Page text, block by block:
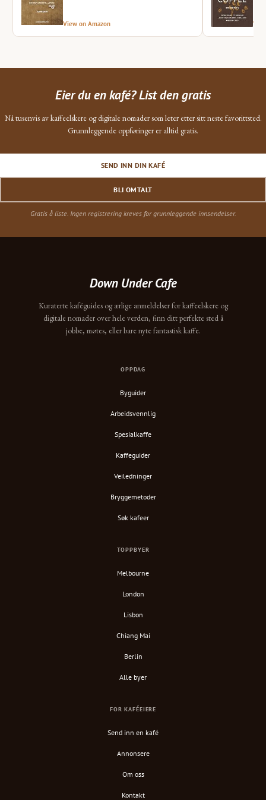
View on Amazon
Eier du en kafé? List den gratis
Nå tusenvis av kaffeelskere og digitale nomader som leter etter sitt neste favorittsted.
Grunnleggende oppføringer er alltid gratis.
SEND INN DIN KAFÉ
BLI OMTALT
Gratis å liste. Ingen registrering kreves for grunnleggende innsendelser.
Down Under Cafe
Kuraterte kaféguides og ærlige anmeldelser for kaffeelskere og
digitale nomader over hele verden, finn ditt perfekte sted å
jobbe, møtes, eller bare nyte fantastisk kaffe.
OPPDAG
Byguider
Arbeidsvennlig
Spesialkaffe
Kaffeguider
Veiledninger
Bryggemetoder
Søk kafeer
TOPPBYER
Melbourne
London
Lisbon
Chiang Mai
Berlin
Alle byer
FOR KAFÉEIERE
Send inn en kafé
Annonsere
Om oss
Kontakt